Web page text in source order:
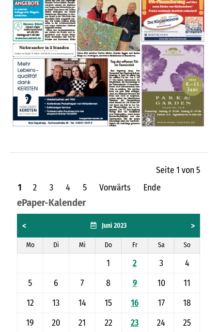
Seite 1 von 5
1
2 3 4 5 Vorwärts Ende
ePaper-Kalender
< Juni 2023 >
Mo Di Mi Do Fr Sa So
1 2 3
4
5
6 7 8 9 10
11
12
13 14 15 16 17
18
19
20 21 22 23 24
25